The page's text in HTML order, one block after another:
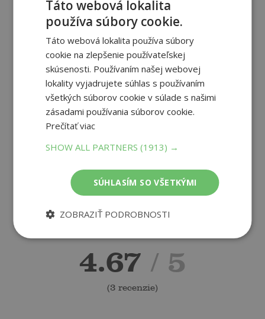
Recenzie čitateľov
Napíšte recenziu a môžete vyhrať
Ako sa vám páčila kniha?
PRIDAŤ RECENZIU
4.67 / 5
(3 recenzie)
Táto webová lokalita
používa súbory cookie.
Táto webová lokalita používa súbory
cookie na zlepšenie používateľskej
skúsenosti. Používaním našej webovej
lokality vyjadrujete súhlas s používaním
všetkých súborov cookie v súlade s našimi
zásadami používania súborov cookie.
Prečítať viac
SHOW ALL PARTNERS(1913) →
SÚHLASÍM SO VŠETKÝMI
ZOBRAZIŤ PODROBNOSTI